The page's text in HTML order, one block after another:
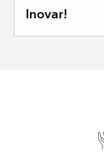
Inovar!